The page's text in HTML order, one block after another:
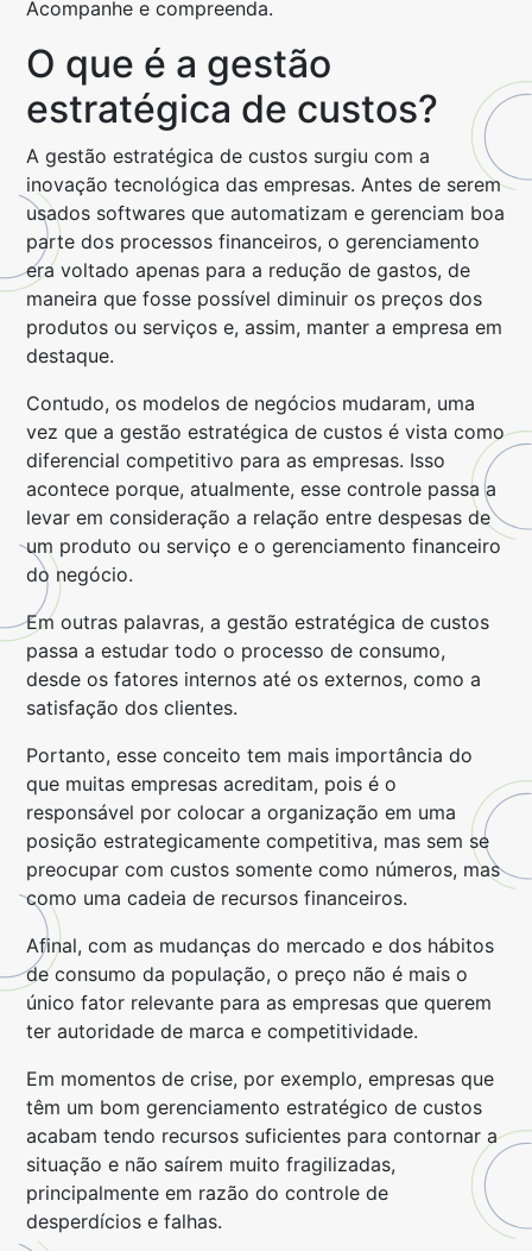
Acompanhe e compreenda.
O que é a gestão
estratégica de custos?
A gestão estratégica de custos surgiu com a
inovação tecnológica das empresas. Antes de serem
usados softwares que automatizam e gerenciam boa
parte dos processos financeiros, o gerenciamento
era voltado apenas para a redução de gastos, de
maneira que fosse possível diminuir os preços dos
produtos ou serviços e, assim, manter a empresa em
destaque.
Contudo, os modelos de negócios mudaram, uma
vez que a gestão estratégica de custos é vista como
diferencial competitivo para as empresas. Isso
acontece porque, atualmente, esse controle passa a
levar em consideração a relação entre despesas de
um produto ou serviço e o gerenciamento financeiro
do negócio.
Em outras palavras, a gestão estratégica de custos
passa a estudar todo o processo de consumo,
desde os fatores internos até os externos, como a
satisfação dos clientes.
Portanto, esse conceito tem mais importância do
que muitas empresas acreditam, pois é o
responsável por colocar a organização em uma
posição estrategicamente competitiva, mas sem se
preocupar com custos somente como números, mas
como uma cadeia de recursos financeiros.
Afinal, com as mudanças do mercado e dos hábitos
de consumo da população, o preço não é mais o
único fator relevante para as empresas que querem
ter autoridade de marca e competitividade.
Em momentos de crise, por exemplo, empresas que
têm um bom gerenciamento estratégico de custos
acabam tendo recursos suficientes para contornar a
situação e não saírem muito fragilizadas,
principalmente em razão do controle de
desperdícios e falhas.